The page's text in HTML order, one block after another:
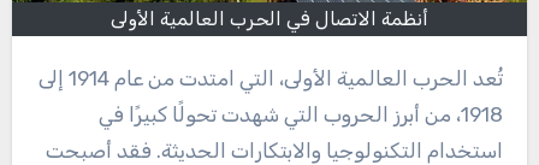
أنظمة الاتصال في الحرب العالمية الأولى
تُعد الحرب العالمية الأولى، التي امتدت من عام 1914 إلى
1918، من أبرز الحروب التي شهدت تحولًا كبيرًا في
استخدام التكنولوجيا والابتكارات الحديثة. فقد أصبحت